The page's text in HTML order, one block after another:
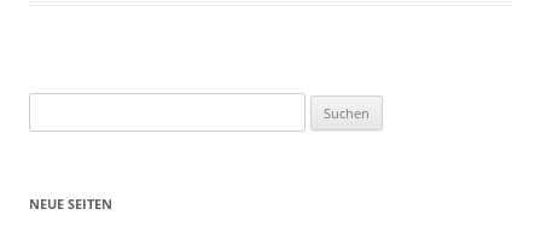
nach:
NEUE SEITEN